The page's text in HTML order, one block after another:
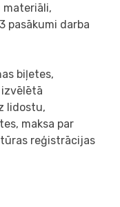
materiāli,
pasākumi darba
biļetes,
lidostu,
maksa par
reģistrācijas